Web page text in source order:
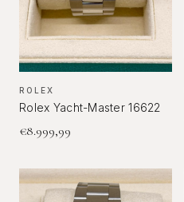
ROLEX
Rolex Yacht-Master 16622
€8.999,99